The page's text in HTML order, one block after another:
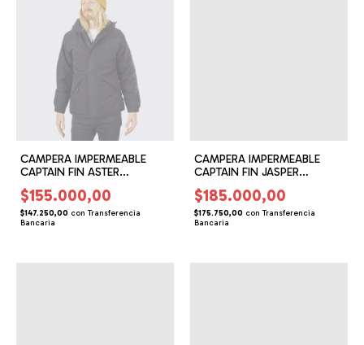
CAMPERA IMPERMEABLE
CAPTAIN FIN ASTER
(CF119502)
$155.000,00
$147.250,00 con Transferencia
Bancaria
CAMPERA IMPERMEABLE
CAPTAIN FIN JASPER
(CF119504)
$185.000,00
$175.750,00 con Transferencia
Bancaria